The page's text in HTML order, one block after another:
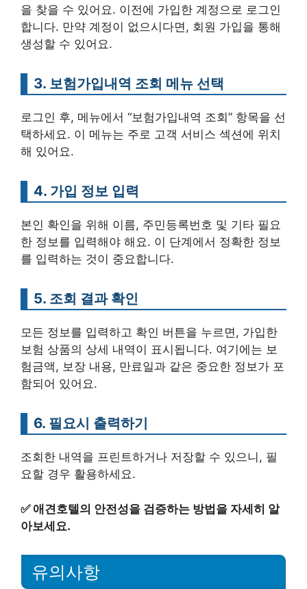
을 찾을 수 있어요. 이전에 가입한 계정으로 로그인
합니다. 만약 계정이 없으시다면, 회원 가입을 통해
생성할 수 있어요.
3. 보험가입내역 조회 메뉴 선택
로그인 후, 메뉴에서 “보험가입내역 조회” 항목을 선
택하세요. 이 메뉴는 주로 고객 서비스 섹션에 위치
해 있어요.
4. 가입 정보 입력
본인 확인을 위해 이름, 주민등록번호 및 기타 필요
한 정보를 입력해야 해요. 이 단계에서 정확한 정보
를 입력하는 것이 중요합니다.
5. 조회 결과 확인
모든 정보를 입력하고 확인 버튼을 누르면, 가입한
보험 상품의 상세 내역이 표시됩니다. 여기에는 보
험금액, 보장 내용, 만료일과 같은 중요한 정보가 포
함되어 있어요.
6. 필요시 출력하기
조회한 내역을 프린트하거나 저장할 수 있으니, 필
요할 경우 활용하세요.
✅ 애견호텔의 안전성을 검증하는 방법을 자세히 알
아보세요.
유의사항